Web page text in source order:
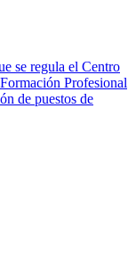
se regula el Centro
Profesional
de puestos de